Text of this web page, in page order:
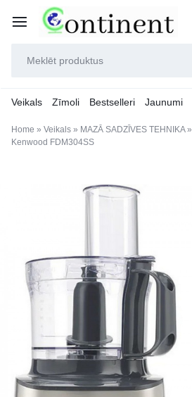
Veikals Zīmoli Bestselleri Jaunumi
Home » Veikals » MAZĀ SADZĪVES TEHNIKA»
Kenwood FDM304SS